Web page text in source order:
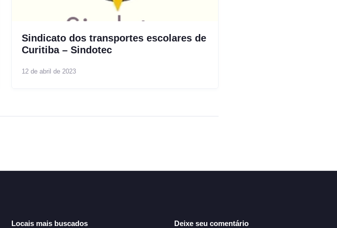
Sindicato dos transportes escolares de
Curitiba – Sindotec
12 de abril de 2023
Locais mais buscados Deixe seu comentário